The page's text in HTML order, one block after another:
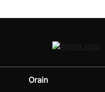
Orain